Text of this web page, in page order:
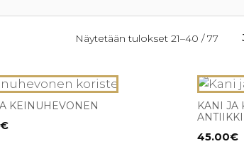
Näytetään tulokset 21–40 / 77
KEINUHEVONEN
€
KANI JA
45.00€